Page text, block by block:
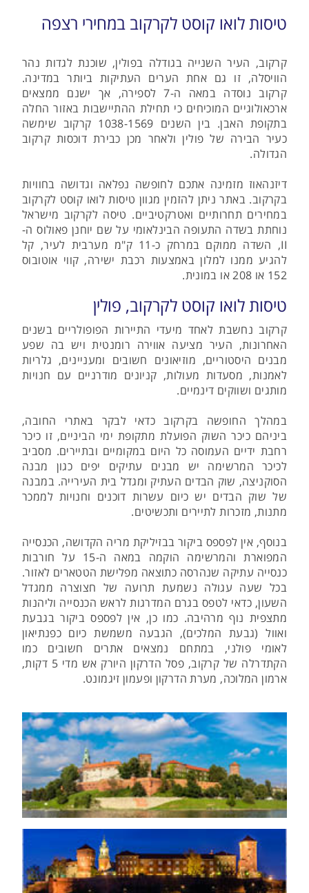
טיסות לואו קוסט לקרקוב במחירי רצפה
קרקוב, העיר השנייה בגודלה בפולין, שוכנת לגדות נהר
הוויסלה, זו גם אחת הערים העתיקות ביותר במדינה.
קרקוב נוסדה במאה ה-7 לספירה, אך ישנם ממצאים
ארכאולוגיים המוכיחים כי תחילת ההתיישבות באזור החלה
בתקופת האבן. בין השנים 1038-1569 קרקוב שימשה
כעיר הבירה של פולין ולאחר מכן כבירת דוכסות קרקוב
הגדולה.
דיזנהאוז מזמינה אתכם לחופשה נפלאה וגדושה בחוויות
בקרקוב. באתר ניתן להזמין מגוון טיסות לואו קוסט לקרקוב
במחירים תחרותיים ואטרקטיביים. טיסה לקרקוב מישראל
נוחתת בשדה התעופה הבינלאומי על שם יוחנן פאולוס ה-
II, השדה ממוקם במרחק כ-11 ק"מ מערבית לעיר, קל
להגיע ממנו למלון באמצעות רכבת ישירה, קווי אוטובוס
152 או 208 או במונית.
טיסות לואו קוסט לקרקוב, פולין
קרקוב נחשבת לאחד מיעדי התיירות הפופולריים בשנים
האחרונות, העיר מציעה אווירה רומנטית ויש בה שפע
מבנים היסטוריים, מוזיאונים חשובים ומעניינים, גלריות
לאמנות, מסעדות מעולות, קניונים מודרניים עם חנויות
מותגים ושווקים דינמיים.
במהלך החופשה בקרקוב כדאי לבקר באתרי החובה,
ביניהם כיכר השוק הפועלת מתקופת ימי הביניים, זו כיכר
רחבת ידיים העמוסה כל היום במקומיים ובתיירים. מסביב
לכיכר המרשימה יש מבנים עתיקים יפים כגון מבנה
הסוקניצה, שוק הבדים העתיק ומגדל בית העירייה. במבנה
של שוק הבדים יש כיום עשרות דוכנים וחנויות לממכר
מתנות, מזכרות לתיירים ותכשיטים.
בנוסף, אין לפספס ביקור בבזיליקת מריה הקדושה, הכנסייה
המפוארת והמרשימה הוקמה במאה ה-15 על חורבות
כנסייה עתיקה שנהרסה כתוצאה מפלישת הטטארים לאזור.
בכל שעה עגולה נשמעת תרועה של חצוצרה ממגדל
השעון, כדאי לטפס בגרם המדרגות לראש הכנסייה וליהנות
מתצפית נוף מרהיבה. כמו כן, אין לפספס ביקור בגבעת
ואוול (גבעת המלכים), הגבעה משמשת כיום כפנתיאון
לאומי פולני, במתחם נמצאים אתרים חשובים כמו
הקתדרלה של קרקוב, פסל הדרקון היורק אש מדי 5 דקות,
ארמון המלוכה, מערת הדרקון ופעמון זיגמונט.